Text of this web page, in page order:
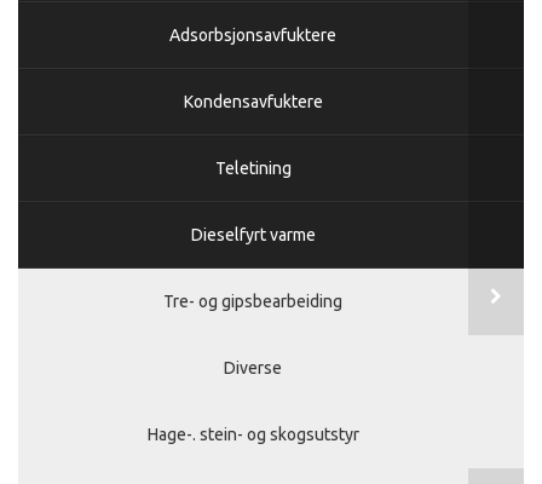
Adsorbsjonsavfuktere
Kondensavfuktere
Teletining
Dieselfyrt varme
Tre- og gipsbearbeiding
Diverse
Hage-. stein- og skogsutstyr